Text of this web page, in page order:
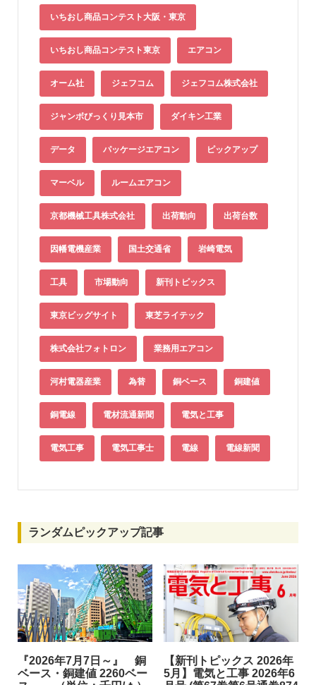
いちおし商品コンテスト大阪・東京
いちおし商品コンテスト東京 エアコン
オーム社 ジェフコム ジェフコム株式会社
ジャンボびっくり見本市 ダイキン工業
データ パッケージエアコン ピックアップ
マーベル ルームエアコン
京都機械工具株式会社 出荷動向 出荷台数
因幡電機産業 国土交通省 岩崎電気
工具 市場動向 新刊トピックス
東京ビッグサイト 東芝ライテック
株式会社フォトロン 業務用エアコン
河村電器産業 為替 銅ベース 銅建値
銅電線 電材流通新聞 電気と工事
電気工事 電気工事士 電線 電線新聞
ランダムピックアップ記事
『2026年7月7日～』 銅
ベース・銅建値 2260ベー
【新刊トピックス 2026年
5月】電気と工事 2026年6